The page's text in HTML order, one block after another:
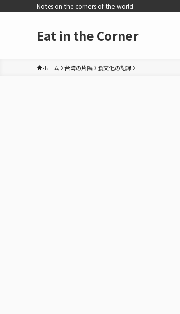
Notes on the corners of the world
Eat in the Corner
ホーム 台湾の片隅 食文化の記録